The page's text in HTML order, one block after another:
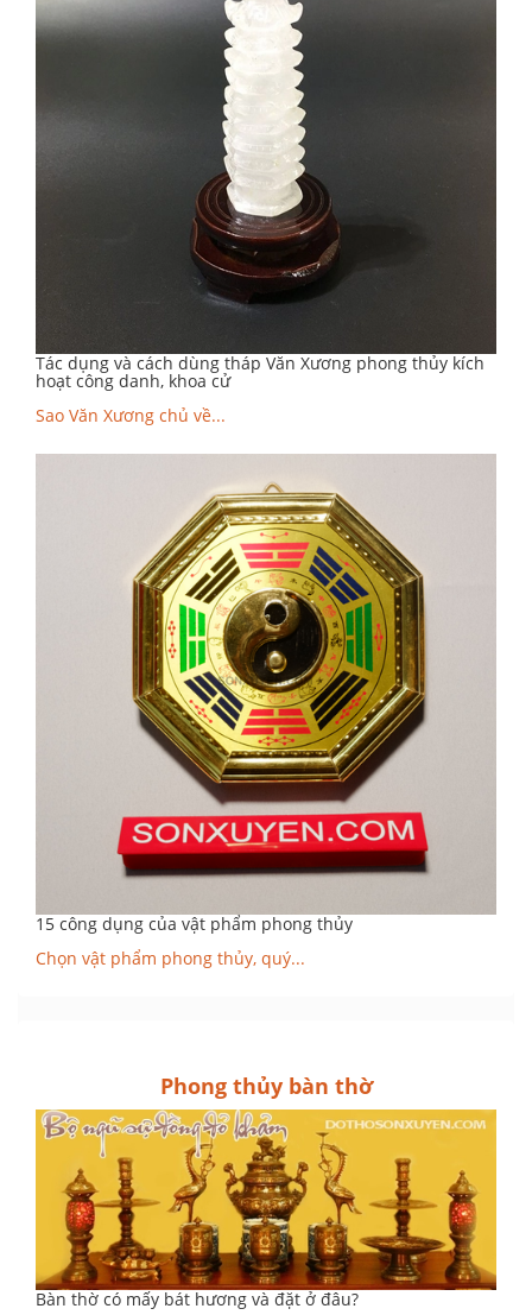
Tác dụng và cách dùng tháp Văn Xương phong thủy kích
hoạt công danh, khoa cử
Sao Văn Xương chủ về...
15 công dụng của vật phẩm phong thủy
Chọn vật phẩm phong thủy, quý...
Phong thủy bàn thờ
Bàn thờ có mấy bát hương và đặt ở đâu?